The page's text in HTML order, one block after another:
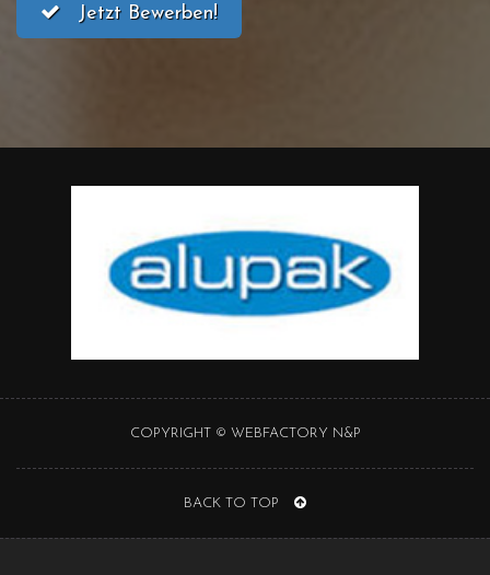
Jetzt Bewerben!
COPYRIGHT © WEBFACTORY N&P
BACK TO TOP